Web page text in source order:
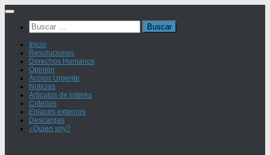
Saltar
contenidoBuscar:
Inicio
Resoluciones
Derechos Humanos
Opinión
Acción Urgente
Noticias
Artículos de interés
Criterios
Enlaces externos
Descargas
¿Quien soy?